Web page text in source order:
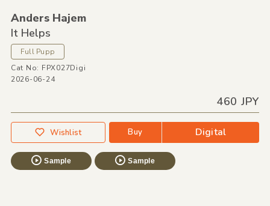
Anders Hajem
It Helps
Full Pupp
Cat No: FPX027Digi
2026-06-24
460 JPY
Wishlist Buy Digital
Sample Sample